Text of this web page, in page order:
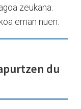
zeukana.
eman nuen.
du